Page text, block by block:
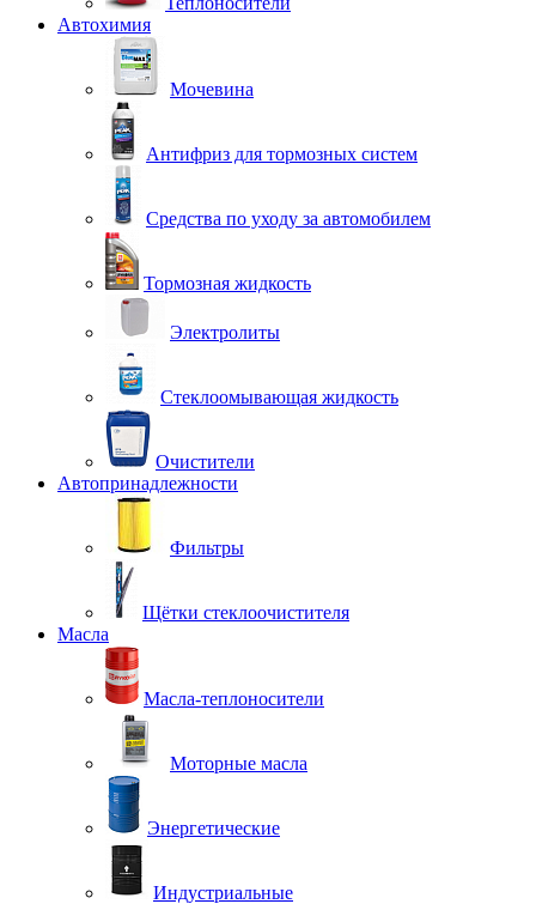
Автохимия
Мочевина
Антифриз для тормозных систем
Средства по уходу за автомобилем
Тормозная жидкость
Электролиты
Стеклоомывающая жидкость
Очистители
Автопринадлежности
Фильтры
Щётки стеклоочистителя
Масла
Масла-теплоносители
Моторные масла
Энергетические
Индустриальные